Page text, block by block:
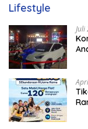
Lifestyle
Juli